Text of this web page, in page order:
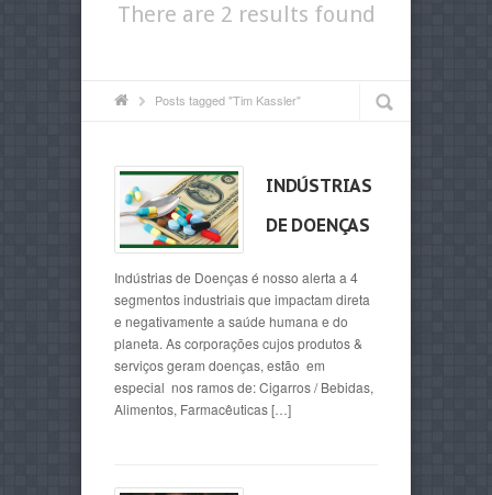
There are 2 results found
Posts tagged "Tim Kassler"
INDÚSTRIAS
DE DOENÇAS
Indústrias de Doenças é nosso alerta a 4
segmentos industriais que impactam direta
e negativamente a saúde humana e do
planeta. As corporações cujos produtos &
serviços geram doenças, estão em
especial nos ramos de: Cigarros / Bebidas,
Alimentos, Farmacêuticas […]